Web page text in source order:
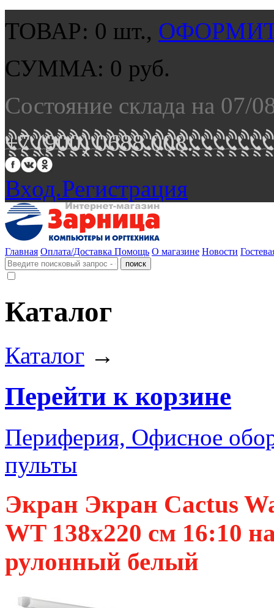
ТОВАР: 0 шт.,
СУММА: 0 руб.
Состояние склада на 07/
+7 (900) 0688 008.
Вход.Регистрация
Главная Оплата/Доставка Помощь О магазине Новости
Каталог
Каталог →
Перейти к корзине
Периферия, Офисное
пульты
Экран Экран Cactus
WT 138x220 см 16:10
рулонный белый